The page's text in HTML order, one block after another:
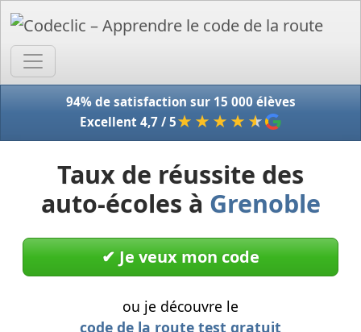
94% de satisfaction sur 15 000 élèves
Excellent 4,7 / 5★★★★ ★
Taux de réussite des
auto-écoles à Grenoble
✔︎ Je veux mon code
ou je découvre le
code de la route test gratuit